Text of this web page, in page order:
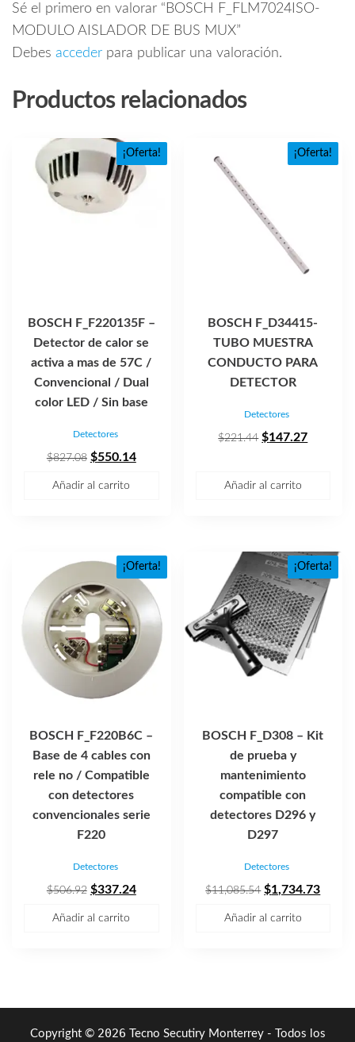
Sé el primero en valorar “BOSCH F_FLM7024ISO-
MODULO AISLADOR DE BUS MUX”
Debes acceder para publicar una valoración.
Productos relacionados
¡Oferta!
BOSCH F_F220135F –
Detector de calor se
activa a mas de 57C /
Convencional / Dual
color LED / Sin base
Detectores
$827.08 El
$550.14El
Añadir al carrito
¡Oferta!
BOSCH F_D34415-
TUBO MUESTRA
CONDUCTO PARA
DETECTOR
Detectores
$221.44 El
$147.27El
Añadir al carrito
¡Oferta!
BOSCH F_F220B6C –
Base de 4 cables con
rele no / Compatible
con detectores
convencionales serie
F220
Detectores
$506.92 El
$337.24El
Añadir al carrito
¡Oferta!
BOSCH F_D308 – Kit
de prueba y
mantenimiento
compatible con
detectores D296 y
D297
Detectores
$11,085.54 El
$1,734.73El
Añadir al carrito
Copyright © 2026 Tecno Secutiry Monterrey - Todos los